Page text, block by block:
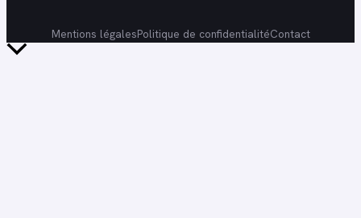
Mentions légalesPolitique de confidentialitéContact